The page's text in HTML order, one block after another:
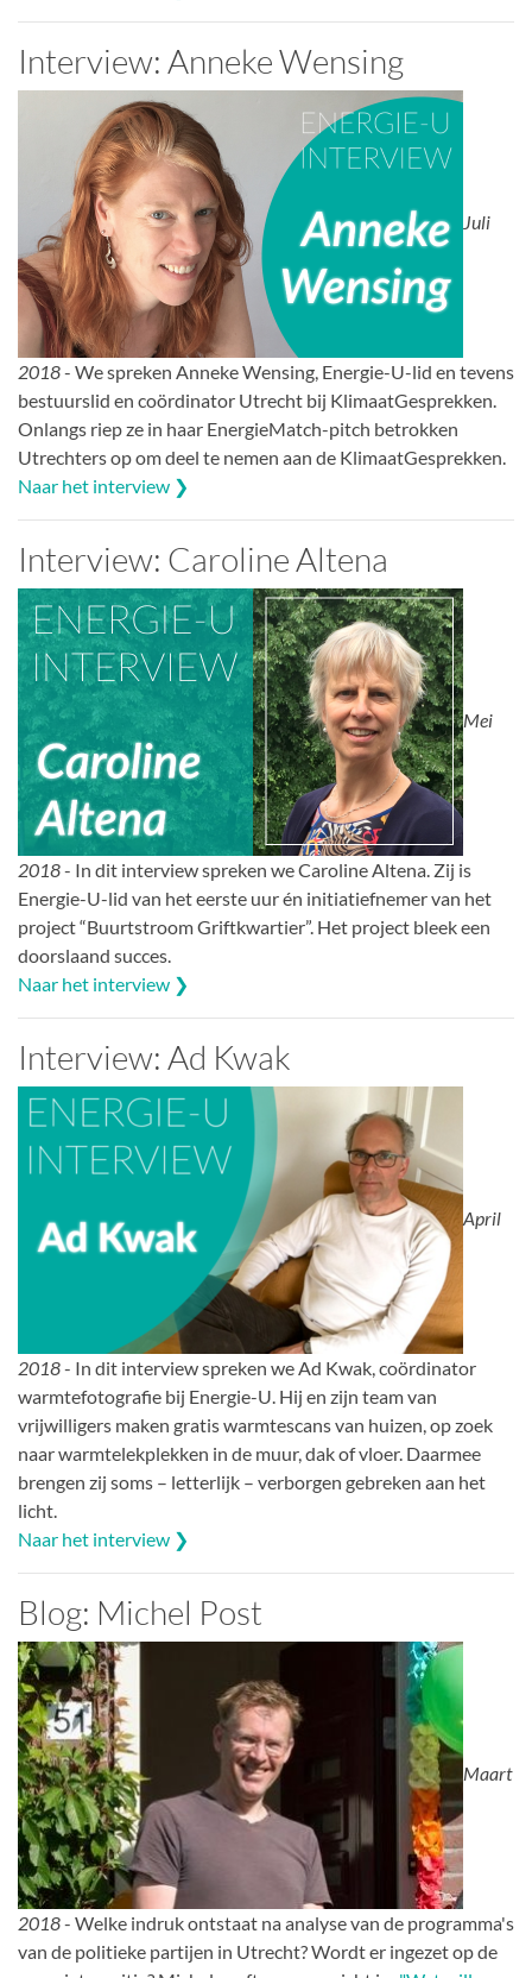
Interview: Anneke Wensing
Juli
2018- We spreken Anneke Wensing, Energie-U-lid en tevens
bestuurslid en coördinator Utrecht bij KlimaatGesprekken.
Onlangs riep ze in haar EnergieMatch-pitch betrokken
Utrechters op om deel te nemen aan de KlimaatGesprekken.
Naar het interview ❯
Interview: Caroline Altena
Mei
2018- In dit interview spreken we Caroline Altena. Zij is
Energie-U-lid van het eerste uur én initiatiefnemer van het
project “Buurtstroom Griftkwartier”. Het project bleek een
doorslaand succes.
Naar het interview ❯
Interview: Ad Kwak
April
2018- In dit interview spreken we Ad Kwak, coördinator
warmtefotografie bij Energie-U. Hij en zijn team van
vrijwilligers maken gratis warmtescans van huizen, op zoek
naar warmtelekplekken in de muur, dak of vloer. Daarmee
brengen zij soms – letterlijk – verborgen gebreken aan het
licht.
Naar het interview ❯
Blog: Michel Post
Maart
2018- Welke indruk ontstaat na analyse van de programma's
van de politieke partijen in Utrecht? Wordt er ingezet op de